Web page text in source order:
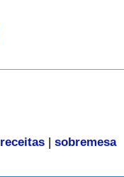
receitas| sobremesa